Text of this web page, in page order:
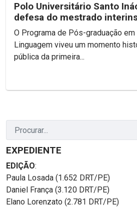
Polo Universitário Santo
defesa do mestrado
O Programa de Pós-graduação
Linguagem viveu um momento
pública da primeira...
EXPEDIENTE
EDIÇÃO:
Paula Losada (1.652 DRT/PE)
Daniel França (3.120 DRT/PE)
Elano Lorenzato (2.781 DRT/PE)